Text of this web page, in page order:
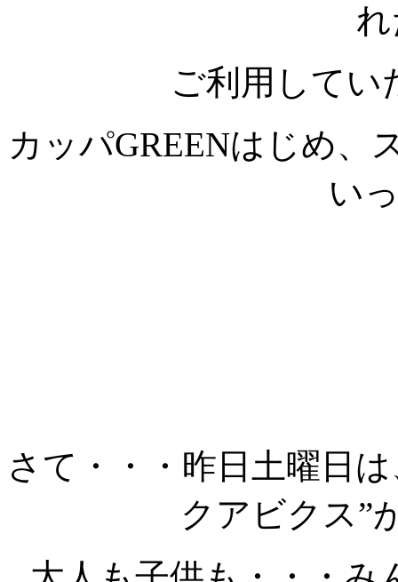
ご利用してい
カッパGREENはじめ、
い
さて・・・昨日土曜日
クアビクス”